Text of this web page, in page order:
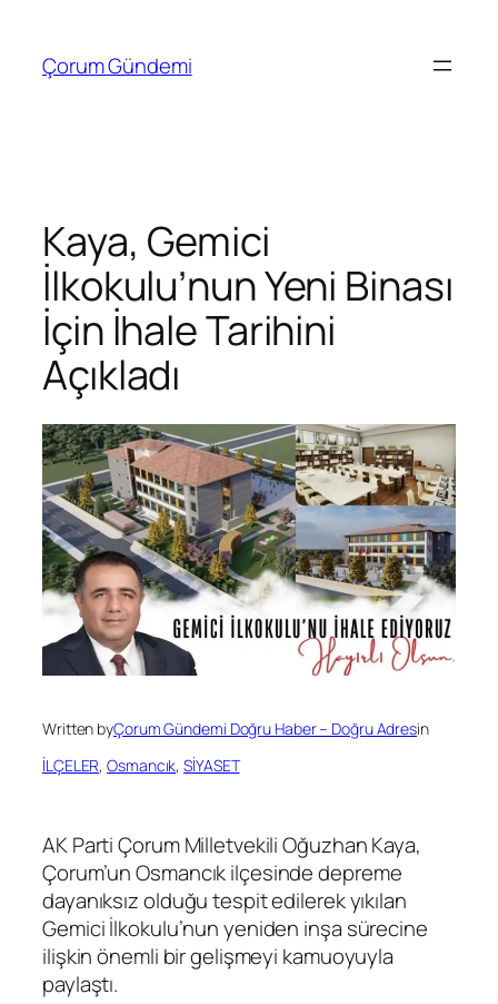
Çorum Gündemi
Kaya, Gemici
İlkokulu’nun Yeni Binası
İçin İhale Tarihini
Açıkladı
Written byÇorum Gündemi Doğru Haber – Doğru Adresin
İLÇELER, Osmancık, SİYASET
AK Parti Çorum Milletvekili Oğuzhan Kaya,
Çorum’un Osmancık ilçesinde depreme
dayanıksız olduğu tespit edilerek yıkılan
Gemici İlkokulu’nun yeniden inşa sürecine
ilişkin önemli bir gelişmeyi kamuoyuyla
paylaştı.